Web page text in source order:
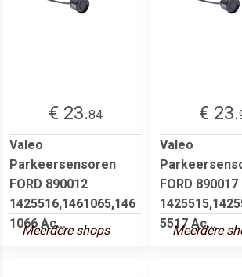
€ 23.84
Valeo
Parkeersensoren
FORD 890012
1425516,1461065,146
1066 Ac...
Meerdere shops
€ 23.
Valeo
FORD 890017
5517 Ac...
Meerdere